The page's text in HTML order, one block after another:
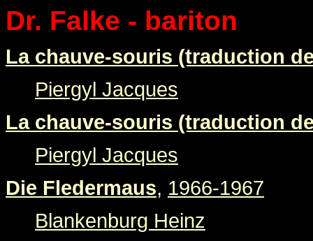
Dr. Falke - bariton
La chauve-souris (traduction
Piergyl Jacques
La chauve-souris (traduction
Piergyl Jacques
Die Fledermaus, 1966-1967
Blankenburg Heinz